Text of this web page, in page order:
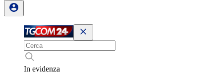
In evidenza